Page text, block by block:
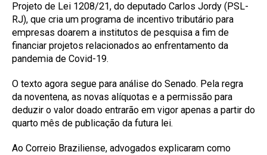
Projeto de Lei 1208/21, do deputado Carlos Jordy (PSL-
RJ), que cria um programa de incentivo tributário para
empresas doarem a institutos de pesquisa a fim de
financiar projetos relacionados ao enfrentamento da
pandemia de Covid-19.
O texto agora segue para análise do Senado. Pela regra
da noventena, as novas alíquotas e a permissão para
deduzir o valor doado entrarão em vigor apenas a partir do
quarto mês de publicação da futura lei.
Ao Correio Braziliense, advogados explicaram como